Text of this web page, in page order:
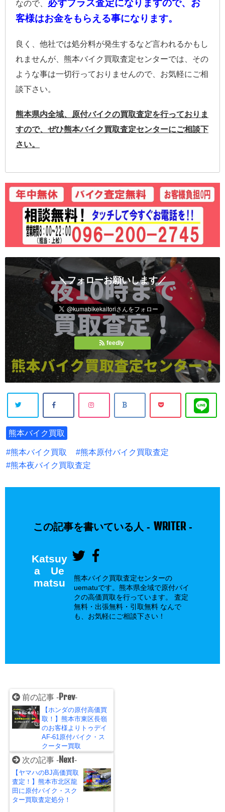
なので、 必ずプラス査定になりますので、お
客様はお金をもらえる事になります。
良く、他社では処分料が発生するなど言われるかもし
れませんが、熊本バイク買取査定センターでは、その
ような事は一切行っておりませんので、お気軽にご相
談下さい。
熊本県内全域、原付バイクの買取査定を行っておりま
すので、ぜひ熊本バイク買取査定センターにご相談下
さい。
＼フォローお願いします／
feedly
熊本バイク買取
熊本バイク買取
熊本原付バイク買取査定
熊本夜バイク買取査定
この記事を書いている人 - WRITER-
Katsuy
a Ue
matsu
熊本バイク買取査定センターの
uematuです。熊本県全域で原付バイ
クの高価買取を行っています。 査定
無料・出張無料・引取無料 なんで
も、お気軽にご相談下さい！
前の記事 - Prev-
【ホンダの原付高価買
取！】熊本市東区長嶺
のお客様よりトゥデイ
AF-61原付バイク・ス
クーター買取
次の記事 - Next-
【ヤマハのBJ高価買取
査定！】熊本市北区龍
田に原付バイク・スク
ター買取査定処分！